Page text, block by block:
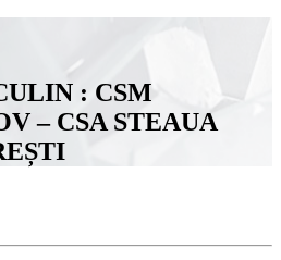
: CSM
– CSA STEAUA